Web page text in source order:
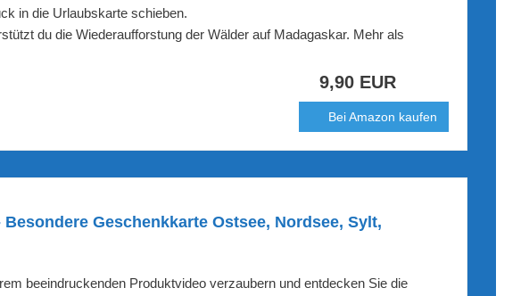
in die Urlaubskarte schieben.
du die Wiederaufforstung der Wälder auf Madagaskar. Mehr als
9,90 EUR
Bei Amazon kaufen
Geschenkkarte Ostsee, Nordsee, Sylt,
beeindruckenden Produktvideo verzaubern und entdecken Sie die